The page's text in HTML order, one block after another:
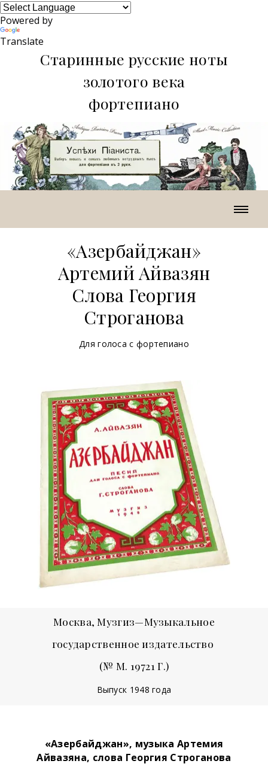
Powered by
Translate
Старинные русские ноты
золотого века
фортепиано
«Азербайджан»
Артемий Айвазян
Слова Георгия
Строганова
Для голоса с фортепиано
Москва, Музгиз—Музыкальное
государственное издательство
(№ М. 19721 Г.)
Выпуск 1948 года
«Азербайджан», музыка Артемия
Айвазяна, слова Георгия Строганова